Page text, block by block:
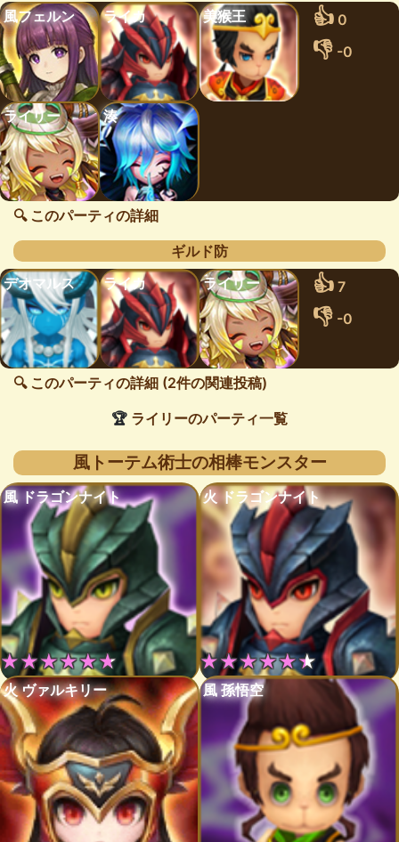
風フェルン
ライカ 美猴王 👍 0
👎 -0
ライリー 湊
🔍 このパーティの詳細
ギルド防
デオマルス
ライカ ライリー 👍 7
👎 -0
🔍 このパーティの詳細 (2件の関連投稿)
🏆 ライリーのパーティ一覧
風トーテム術士の相棒モンスター
風 ドラゴンナイト
★★★★★★
火 ドラゴンナイト
★★★★★★
火 ヴァルキリー 風 孫悟空